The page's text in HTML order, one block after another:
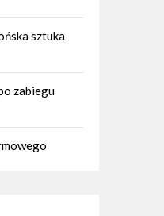
sztuka
zabiegu